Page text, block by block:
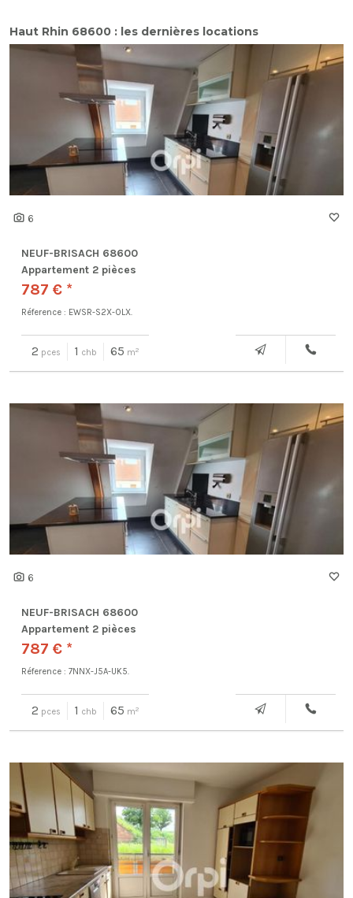
Haut Rhin 68600 : les dernières locations
6
NEUF-BRISACH 68600
Appartement 2 pièces
787 € *
Réference : EWSR-S2X-OLX.
2 pces 1 chb 65 m2
6
NEUF-BRISACH 68600
Appartement 2 pièces
787 € *
Réference : 7NNX-J5A-UK5.
2 pces 1 chb 65 m2